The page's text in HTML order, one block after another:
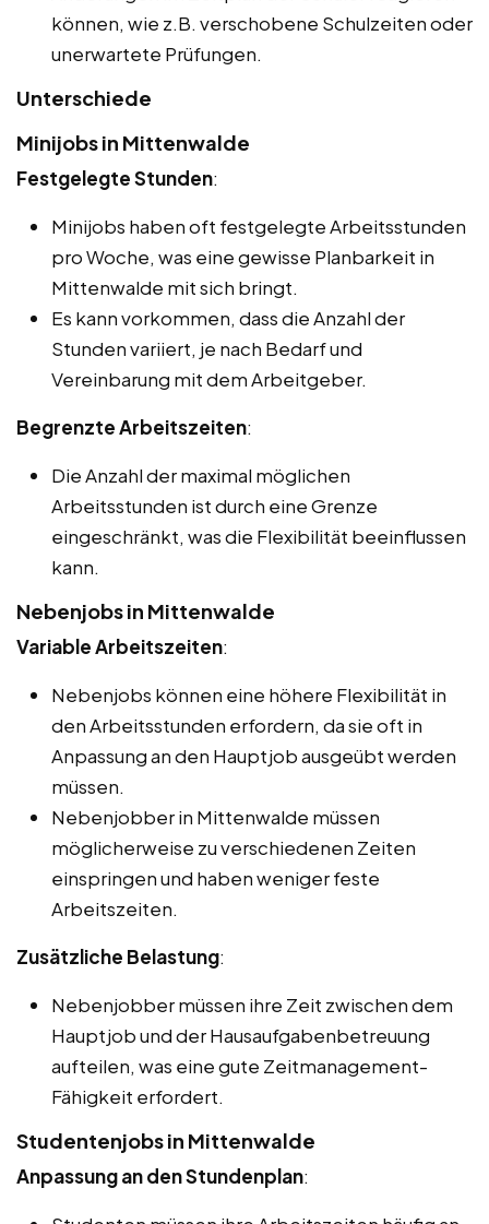
können, wie z.B. verschobene Schulzeiten oder
unerwartete Prüfungen.
Unterschiede
Minijobs in Mittenwalde
Festgelegte Stunden:
Minijobs haben oft festgelegte Arbeitsstunden
pro Woche, was eine gewisse Planbarkeit in
Mittenwalde mit sich bringt.
Es kann vorkommen, dass die Anzahl der
Stunden variiert, je nach Bedarf und
Vereinbarung mit dem Arbeitgeber.
Begrenzte Arbeitszeiten:
Die Anzahl der maximal möglichen
Arbeitsstunden ist durch eine Grenze
eingeschränkt, was die Flexibilität beeinflussen
kann.
Nebenjobs in Mittenwalde
Variable Arbeitszeiten:
Nebenjobs können eine höhere Flexibilität in
den Arbeitsstunden erfordern, da sie oft in
Anpassung an den Hauptjob ausgeübt werden
müssen.
Nebenjobber in Mittenwalde müssen
möglicherweise zu verschiedenen Zeiten
einspringen und haben weniger feste
Arbeitszeiten.
Zusätzliche Belastung:
Nebenjobber müssen ihre Zeit zwischen dem
Hauptjob und der Hausaufgabenbetreuung
aufteilen, was eine gute Zeitmanagement-
Fähigkeit erfordert.
Studentenjobs in Mittenwalde
Anpassung an den Stundenplan: